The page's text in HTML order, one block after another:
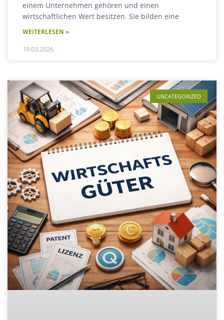
einem Unternehmen gehören und einen
wirtschaftlichen Wert besitzen. Sie bilden eine
WEITERLESEN »
19.03.2026
UNCATEGORIZED